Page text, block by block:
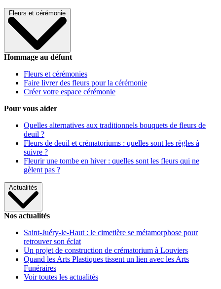
Fleurs et cérémonie
Hommage au défunt
Fleurs et cérémonies
Faire livrer des fleurs pour la cérémonie
Créer votre espace cérémonie
Pour vous aider
Quelles alternatives aux traditionnels bouquets de fleurs de
deuil ?
Fleurs de deuil et crématoriums : quelles sont les règles à
suivre ?
Fleurir une tombe en hiver : quelles sont les fleurs qui ne
gèlent pas ?
Actualités
Nos actualités
Saint-Juéry-le-Haut : le cimetière se métamorphose pour
retrouver son éclat
Un projet de construction de crématorium à Louviers
Quand les Arts Plastiques tissent un lien avec les Arts
Funéraires
Voir toutes les actualités